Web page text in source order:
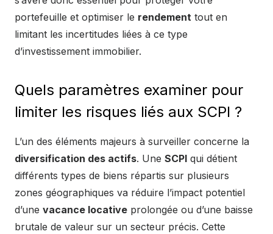
portefeuille et optimiser le rendement tout en
limitant les incertitudes liées à ce type
d’investissement immobilier.
Quels paramètres examiner pour
limiter les risques liés aux SCPI ?
L’un des éléments majeurs à surveiller concerne la
diversification des actifs. Une SCPI qui détient
différents types de biens répartis sur plusieurs
zones géographiques va réduire l’impact potentiel
d’une vacance locative prolongée ou d’une baisse
brutale de valeur sur un secteur précis. Cette